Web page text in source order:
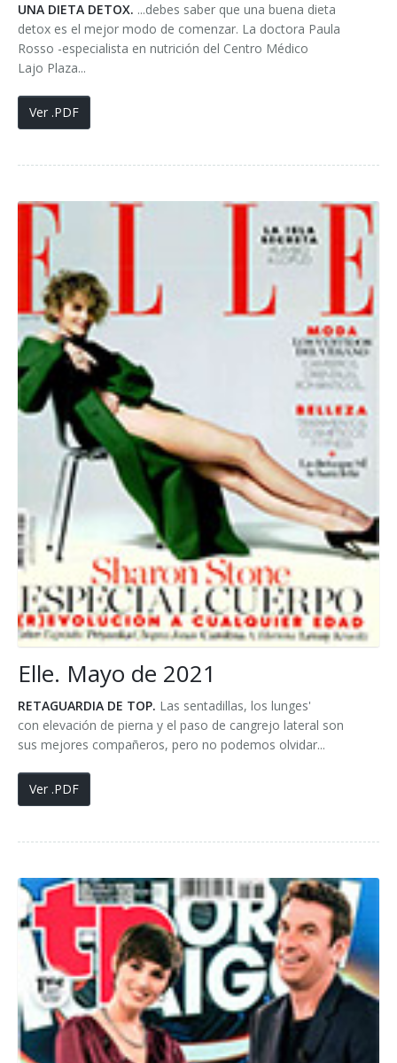
UNA DIETA DETOX. ...debes saber que una buena dieta
detox es el mejor modo de comenzar. La doctora Paula
Rosso -especialista en nutrición del Centro Médico
Lajo Plaza...
Ver .PDF
Elle. Mayo de 2021
RETAGUARDIA DE TOP. Las sentadillas, los lunges'
con elevación de pierna y el paso de cangrejo lateral son
sus mejores compañeros, pero no podemos olvidar...
Ver .PDF